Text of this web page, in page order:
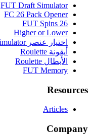
FUT Draft Simulator
FC 26 Pack Opener
FUT Spins 26
Higher or Lower
اختيار عنصر Simulator
أيقونة Roulette
الأبطال Roulette
FUT Memory
Resources
Articles
Company